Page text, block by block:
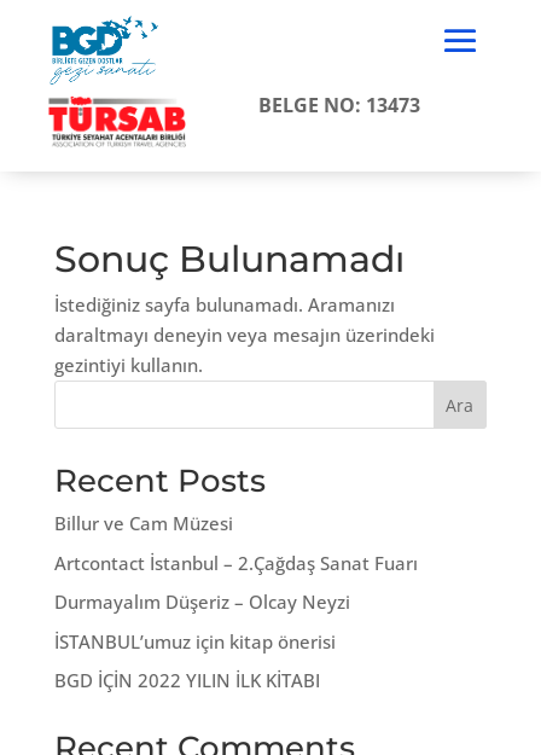
BELGE NO: 13473
Sonuç Bulunamadı
İstediğiniz sayfa bulunamadı. Aramanızı
daraltmayı deneyin veya mesajın üzerindeki
gezintiyi kullanın.
Ara
Recent Posts
Billur ve Cam Müzesi
Artcontact İstanbul – 2.Çağdaş Sanat Fuarı
Durmayalım Düşeriz – Olcay Neyzi
İSTANBUL’umuz için kitap önerisi
BGD İÇİN 2022 YILIN İLK KİTABI